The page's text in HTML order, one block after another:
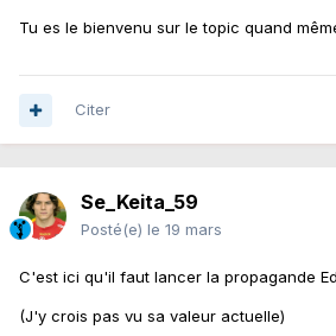
Tu es le bienvenu sur le topic quand
Citer
Se_Keita_59
Posté(e) le 19 mars
C'est ici qu'il faut lancer la propagande
(J'y crois pas vu sa valeur actuelle)